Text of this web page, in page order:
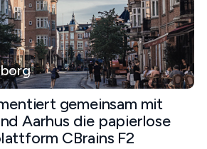
gemeinsam mit
Aarhus die papierlose
CBrains F2